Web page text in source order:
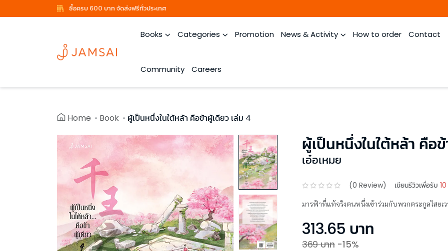
ซื้อครบ 600 บาท จัดส่งฟรีทั่วประเทศ
Books Categories Promotion News & Activity How to order Contact
Community Careers
Home Book ผู้เป็นหนึ่งในใต้หล้า คือข้าผู้เดียว เล่ม 4
ผู้เป็นหนึ่งในใต้หล้า คือ
เอ๋อเหมย
(0 Review) เขียนรีวิวเพื่อรับ
มารฟ้าที่แท้จริงตนหนึ่งเข้าร่วมกับพวกตระกูลไสย
313.65 บาท
369บาท -15%